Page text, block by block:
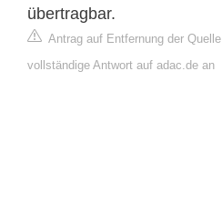
übertragbar.
Antrag auf Entfernung der Quelle
vollständige Antwort auf adac.de an